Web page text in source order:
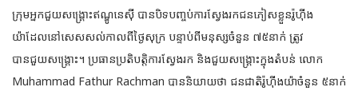
ក្រុមអ្នកជួយសង្គ្រោះឥណ្ឌូនេស៊ី បានបិទបញ្ចប់ការស្វែងរកជនភៀសខ្លួនរ៉ូហ៊ីង
យ៉ាដែលនៅ​សេស​សល់​កាលពីថ្ងៃសុក្រ បន្ទាប់ពីមនុស្សចំនួន ៧៥នាក់ ត្រូវ
បានជួយសង្គ្រោះ។ ប្រធានប្រតិបត្តិការស្វែងរក និងជួយសង្គ្រោះក្នុងតំបន់ លោក
Muhammad Fathur Rachman បាន​និយាយថា ជនជាតិរ៉ូហ៊ីងយ៉ាចំនួន ៥នាក់